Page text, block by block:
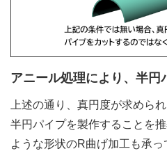
アニール処理により、半円
上述の通り、真円度が求めら
半円パイプを製作することを
ような形状のR曲げ加工も承っ